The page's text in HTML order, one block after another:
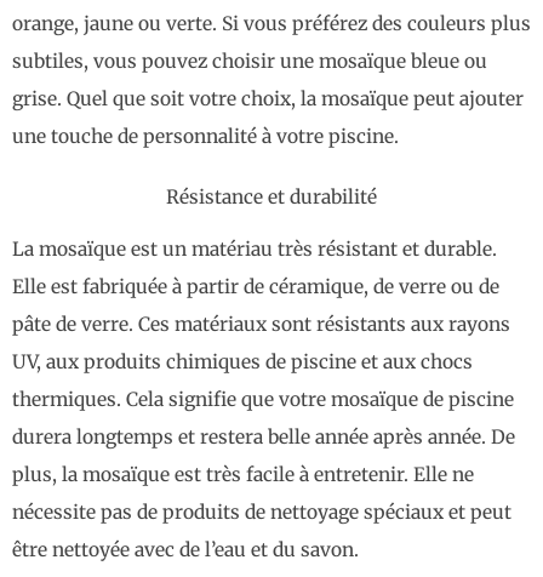
orange, jaune ou verte. Si vous préférez des couleurs plus
subtiles, vous pouvez choisir une mosaïque bleue ou
grise. Quel que soit votre choix, la mosaïque peut ajouter
une touche de personnalité à votre piscine.
Résistance et durabilité
La mosaïque est un matériau très résistant et durable.
Elle est fabriquée à partir de céramique, de verre ou de
pâte de verre. Ces matériaux sont résistants aux rayons
UV, aux produits chimiques de piscine et aux chocs
thermiques. Cela signifie que votre mosaïque de piscine
durera longtemps et restera belle année après année. De
plus, la mosaïque est très facile à entretenir. Elle ne
nécessite pas de produits de nettoyage spéciaux et peut
être nettoyée avec de l’eau et du savon.